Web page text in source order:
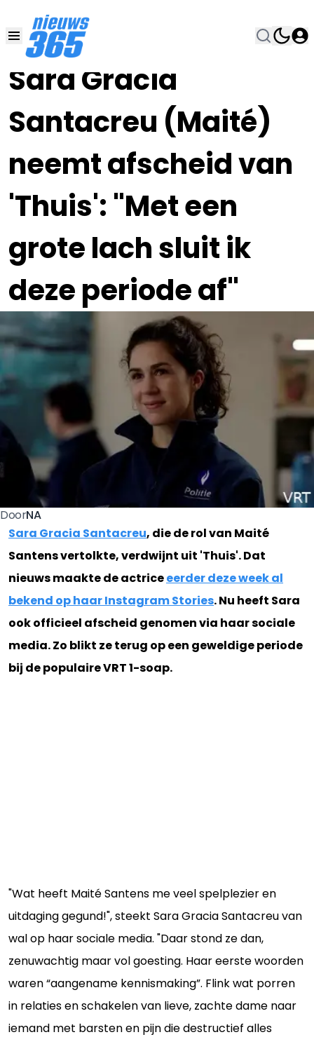
Sara Gracia
Santacreu (Maité)
neemt afscheid van
'Thuis': "Met een
grote lach sluit ik
deze periode af"
23 NOV 2023, 14:00
DoorNA
Sara Gracia Santacreu, die de rol van Maité
Santens vertolkte, verdwijnt uit 'Thuis'. Dat
nieuws maakte de actriceeerder deze week al
bekend op haar Instagram Stories. Nu heeft Sara
ook officieel afscheid genomen via haar sociale
media. Zo blikt ze terug op een geweldige periode
bij de populaire VRT 1-soap.
"Wat heeft Maité Santens me veel spelplezier en
uitdaging gegund!", steekt Sara Gracia Santacreu van
wal op haar sociale media. "Daar stond ze dan,
zenuwachtig maar vol goesting. Haar eerste woorden
waren “aangename kennismaking”. Flink wat porren
in relaties en schakelen van lieve, zachte dame naar
iemand met barsten en pijn die destructief alles